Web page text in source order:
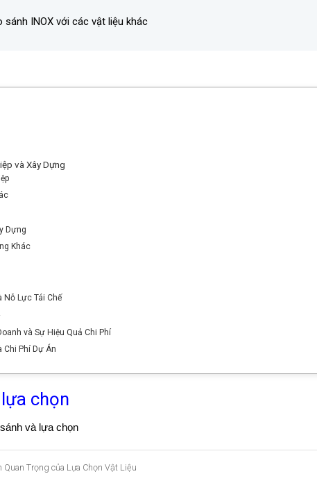
sánh INOX với các vật liệu khác
và Xây Dựng
Dựng
Khác
Nỗ Lực Tái Chế
và Sự Hiệu Quả Chi Phí
Chi Phí Dự Án
chọn
Quan Trọng của Lựa Chọn Vật Liệu